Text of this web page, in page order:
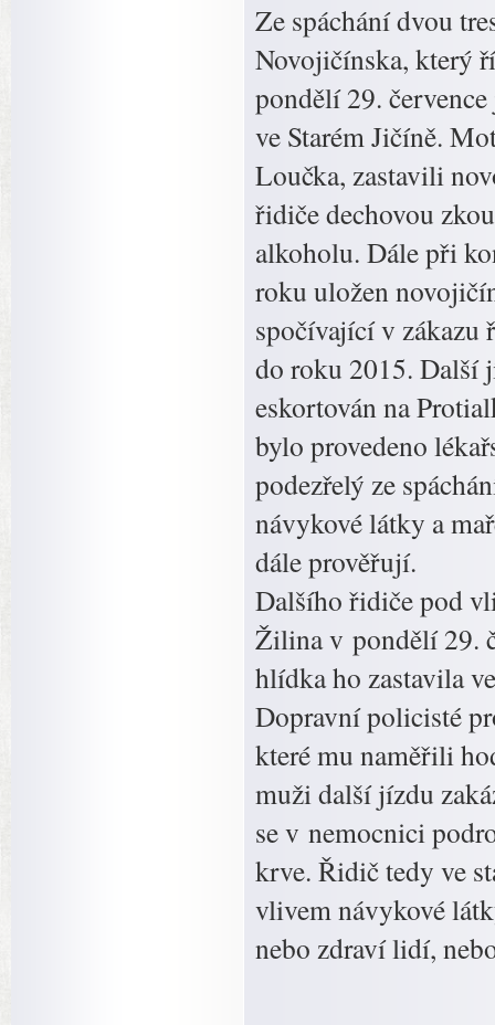
Ze spáchání dvou
Novojičínska, který
pondělí 29.
ve Starém Jičíně.
Loučka, zastavili
řidiče dechovou
alkoholu. Dále při
roku uložen
spočívající v zákazu
do roku 2015. Další
eskortován na
bylo provedeno
podezřelý ze
návykové látky a
dále prověřují.
Dalšího řidiče pod
Žilina v pondělí 29.
hlídka ho zastavila
Dopravní policisté
které mu naměřili
muži další jízdu
se v nemocnici
krve. Řidič tedy ve
vlivem návykové
nebo zdraví lidí,